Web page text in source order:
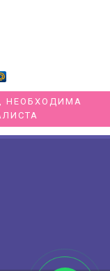
НЕОБХОДИМА